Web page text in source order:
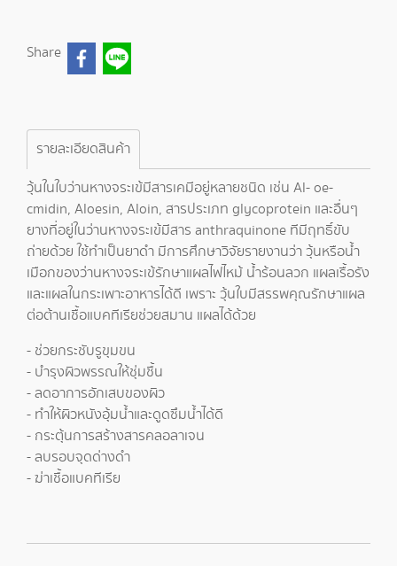
Share
รายละเอียดสินค้า
วุ้นในใบว่านหางจระเข้มีสารเคมีอยู่หลายชนิด เช่น Al- oe-
cmidin, Aloesin, Aloin, สารประเภท glycoprotein และอื่นๆ
ยางที่อยู่ในว่านหางจระเข้มีสาร anthraquinone ทีมีฤทธิ์ขับ
ถ่ายด้วย ใช้ทําเป็นยาดํา มีการศึกษาวิจัยรายงานว่า วุ้นหรือน้ำ
เมือกของว่านหางจระเข้รักษาแผลไฟไหม้ นํ้าร้อนลวก แผลเรื้อรัง
และแผลในกระเพาะอาหารได้ดี เพราะ วุ้นใบมีสรรพคุณรักษาแผล
ต่อต้านเชื้อแบคทีเรียช่วยสมาน แผลได้ด้วย
- ช่วยกระชับรูขุมขน
- บํารุงผิวพรรณให้ชุ่มชื้น
- ลดอาการอักเสบของผิว
- ทําให้ผิวหนังอุ้มน้ำและดูดซึมน้ำได้ดี
- กระตุ้นการสร้างสารคลอลาเจน
- ลบรอบจุดด่างดํา
- ฆ่าเชื้อแบคทีเรีย